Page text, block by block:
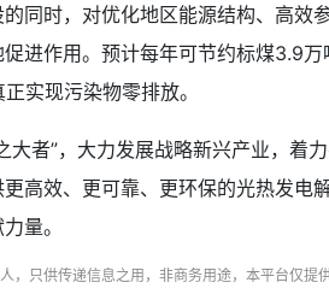
同时，对优化地区能源结构、高效
进作用。预计每年可节约标煤3.9
实现污染物零排放。
者”，大力发展战略新兴产业，着
高效、更可靠、更环保的光热发电
量。
，只供传递信息之用，非商务用途，本平台仅提